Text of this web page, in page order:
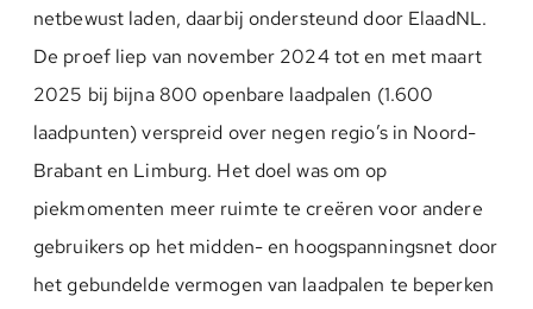
netbewust laden, daarbij ondersteund door ElaadNL.
De proef liep van november 2024 tot en met maart
2025 bij bijna 800 openbare laadpalen (1.600
laadpunten) verspreid over negen regio’s in Noord-
Brabant en Limburg. Het doel was om op
piekmomenten meer ruimte te creëren voor andere
gebruikers op het midden- en hoogspanningsnet door
het gebundelde vermogen van laadpalen te beperken